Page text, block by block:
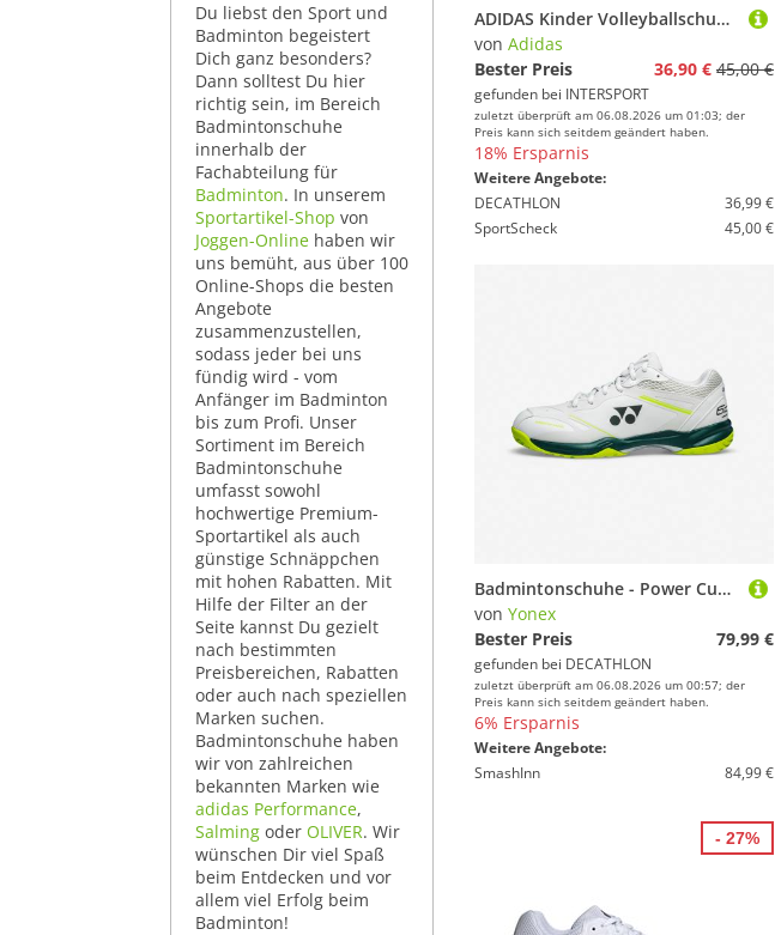
Du liebst den Sport und
Badminton begeistert
Dich ganz besonders?
Dann solltest Du hier
richtig sein, im Bereich
Badmintonschuhe
innerhalb der
Fachabteilung für
Badminton. In unserem
Sportartikel-Shop von
Joggen-Online haben wir
uns bemüht, aus über 100
Online-Shops die besten
Angebote
zusammenzustellen,
sodass jeder bei uns
fündig wird - vom
Anfänger im Badminton
bis zum Profi. Unser
Sortiment im Bereich
Badmintonschuhe
umfasst sowohl
hochwertige Premium-
Sportartikel als auch
günstige Schnäppchen
mit hohen Rabatten. Mit
Hilfe der Filter an der
Seite kannst Du gezielt
nach bestimmten
Preisbereichen, Rabatten
oder auch nach speziellen
Marken suchen.
Badmintonschuhe haben
wir von zahlreichen
bekannten Marken wie
adidas Performance,
Salming oder OLIVER. Wir
wünschen Dir viel Spaß
beim Entdecken und vor
allem viel Erfolg beim
Badminton!
ADIDAS Kinder Volleyballschuhe Speedcourt k
von Adidas
Bester Preis
36,90 € 45,00 €
gefunden bei INTERSPORT
zuletzt überprüft am 06.08.2026 um 01:03; der
Preis kann sich seitdem geändert haben.
18% Ersparnis
Weitere Angebote:
DECATHLON
36,99 €
SportScheck
45,00 €
Badmintonschuhe - Power Cushion 65 X Axelsen beige
von Yonex
Bester Preis
79,99 €
gefunden bei DECATHLON
zuletzt überprüft am 06.08.2026 um 00:57; der
Preis kann sich seitdem geändert haben.
6% Ersparnis
Weitere Angebote:
SmashInn
84,99 €
- 27%